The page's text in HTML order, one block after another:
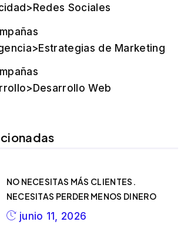
Sociales
de Marketing
Web
NO NECESITAS MÁS CLIENTES.
NECESITAS PERDER MENOS DINERO
junio 11, 2026